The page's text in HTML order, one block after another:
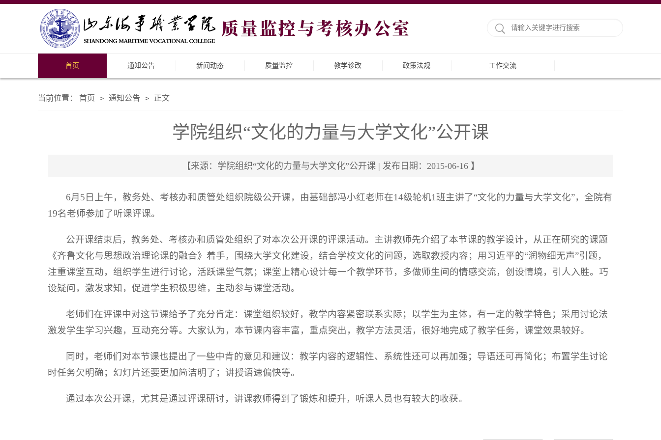
首页 通知公告 新闻动态 质量监控 教学诊改 政策法规 工作交流
当前位置： 首页 > 通知公告 > 正文
学院组织“文化的力量与大学文化”公开课
【来源：学院组织“文化的力量与大学文化”公开课 | 发布日期：2015-06-16 】
6月5日上午，教务处、考核办和质管处组织院级公开课，由基础部冯小红老师在14级轮机1班主讲了“文化的力量与大学文化”，全院有
19名老师参加了听课评课。
公开课结束后，教务处、考核办和质管处组织了对本次公开课的评课活动。主讲教师先介绍了本节课的教学设计，从正在研究的课题
《齐鲁文化与思想政治理论课的融合》着手，围绕大学文化建设，结合学校文化的问题，选取教授内容；用习近平的“润物细无声”引题，
注重课堂互动，组织学生进行讨论，活跃课堂气氛；课堂上精心设计每一个教学环节，多做师生间的情感交流，创设情境，引人入胜。巧
设疑问，激发求知，促进学生积极思维，主动参与课堂活动。
老师们在评课中对这节课给予了充分肯定：课堂组织较好，教学内容紧密联系实际；以学生为主体，有一定的教学特色；采用讨论法
激发学生学习兴趣，互动充分等。大家认为，本节课内容丰富，重点突出，教学方法灵活，很好地完成了教学任务，课堂效果较好。
同时，老师们对本节课也提出了一些中肯的意见和建议：教学内容的逻辑性、系统性还可以再加强；导语还可再简化；布置学生讨论
时任务欠明确；幻灯片还要更加简洁明了；讲授语速偏快等。
通过本次公开课，尤其是通过评课研讨，讲课教师得到了锻炼和提升，听课人员也有较大的收获。